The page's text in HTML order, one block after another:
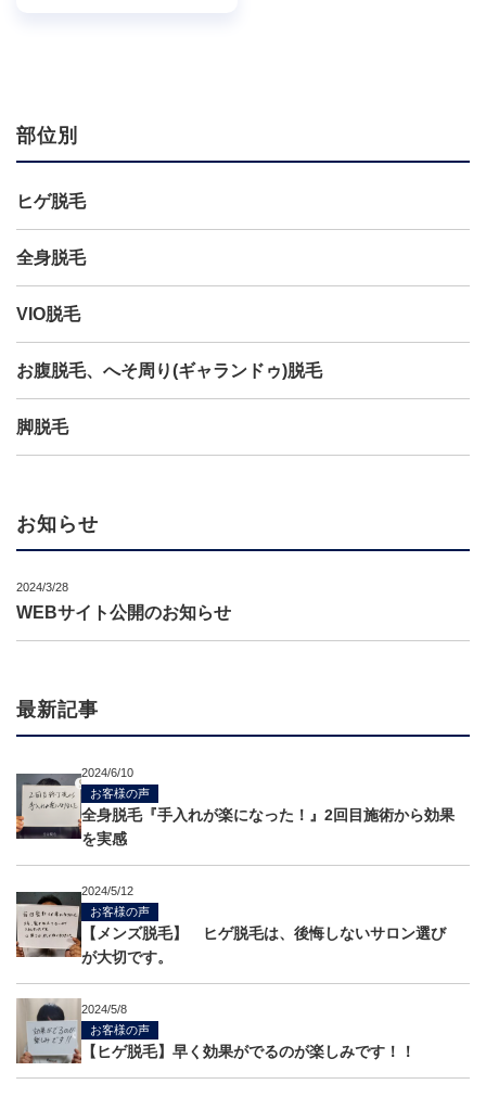
部位別
ヒゲ脱毛
全身脱毛
VIO脱毛
お腹脱毛、へそ周り(ギャランドゥ)脱毛
脚脱毛
お知らせ
2024/3/28
WEBサイト公開のお知らせ
最新記事
2024/6/10
お客様の声
全身脱毛『手入れが楽になった！』2回目施術から効果
を実感
2024/5/12
お客様の声
【メンズ脱毛】 ヒゲ脱毛は、後悔しないサロン選び
が大切です。
2024/5/8
お客様の声
【ヒゲ脱毛】早く効果がでるのが楽しみです！！